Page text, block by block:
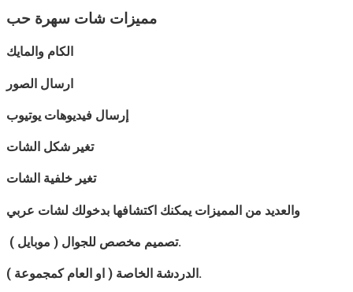
مميزات شات سهرة حب
الكام والمايك
ارسال الصور
إرسال فيديوهات يوتيوب
تغير شكل الشات
تغير خلفية الشات
والعديد من المميزات يمكنك اكتشافها بدخولك لشات عربي
تصميم مخصص للجوال ( موبايل ).
الدردشة الخاصة ( او العام كمجموعة ).